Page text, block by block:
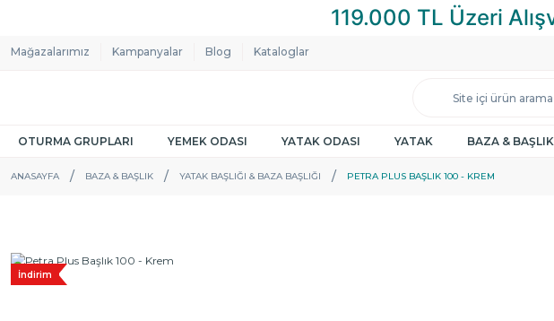
Mağazalarımız Kampanyalar Blog Kataloglar
OTURMA GRUPLARI YEMEK ODASI YATAK ODASI YATAK BAZA & BAŞLIK
ANASAYFA BAZA & BAŞLIK YATAK BAŞLIĞI & BAZA BAŞLIĞI PETRA PLUS BAŞLIK 100 - KREM
İndirim